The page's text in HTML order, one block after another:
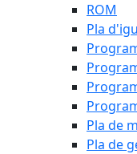
ROM
Pla
Pla de
Pla de